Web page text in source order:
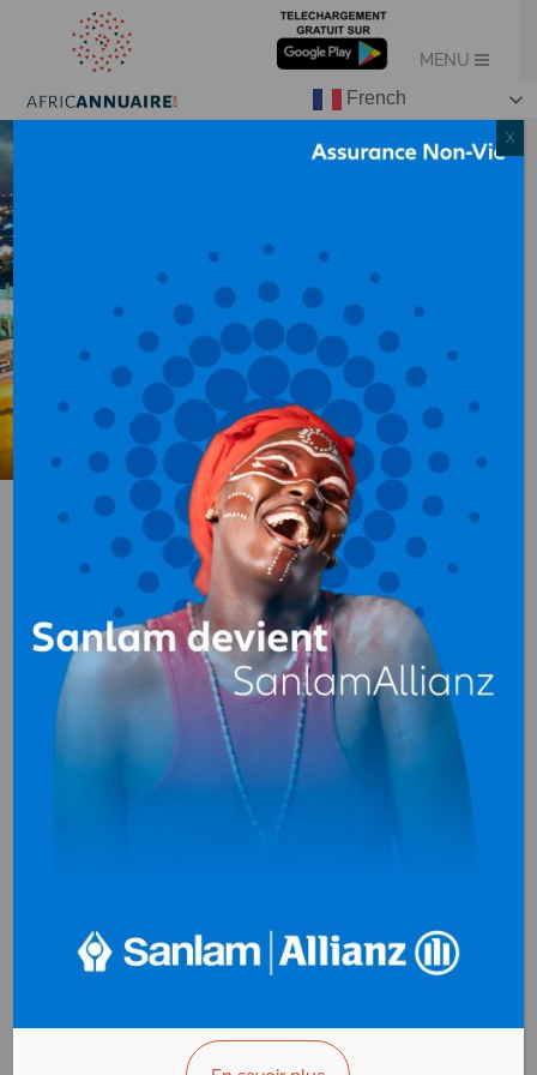
UCB (Union
Camerounaise de
Brasseries)
Brasseries ,Boissons
(fabrication,
embouteillage)
Douala
Cameroun
+(237) 233 37 58 66
French
X